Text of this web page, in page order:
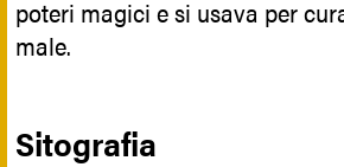
poteri magici e si usava per
male.
Sitografia